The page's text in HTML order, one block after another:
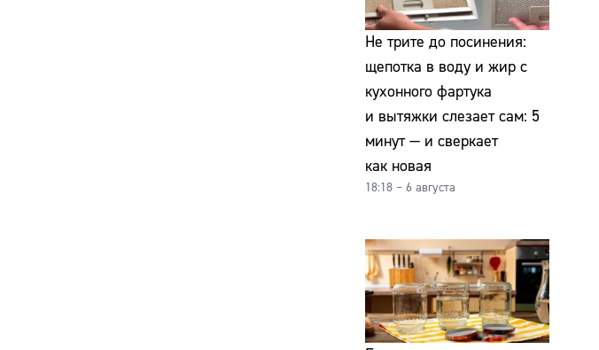
Не трите до посинения:
щепотка в воду и жир с
кухонного фартука
и вытяжки слезает сам: 5
минут — и сверкает
как новая
18:18 – 6 августа